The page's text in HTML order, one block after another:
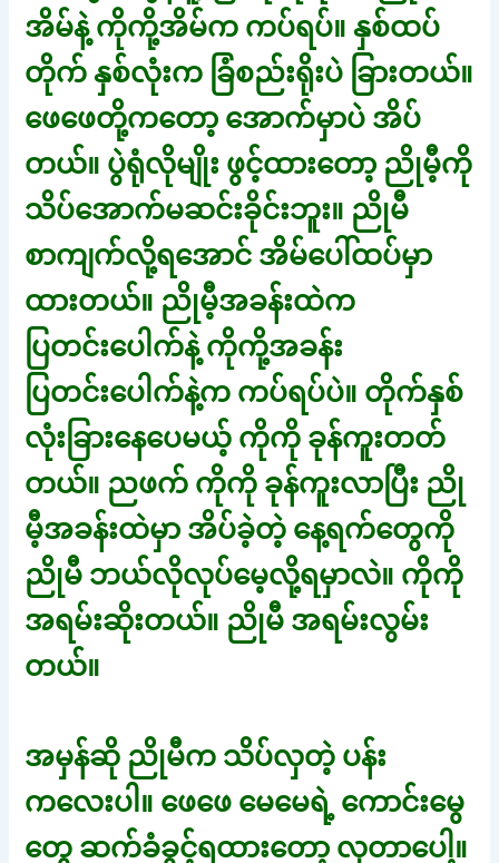
အိမ်နဲ့ ကိုကို့အိမ်က ကပ်ရပ်။ နှစ်ထပ်
တိုက် နှစ်လုံးက ခြံစည်းရိုးပဲ ခြားတယ်။
ဖေဖေတို့ကတော့ အောက်မှာပဲ အိပ်
တယ်။ ပွဲရုံလိုမျိုး ဖွင့်ထားတော့ ညိုမီ့ကို
သိပ်အောက်မဆင်းခိုင်းဘူး။ ညိုမီ
စာကျက်လို့ရအောင် အိမ်ပေါ်ထပ်မှာ
ထားတယ်။ ညိုမီ့အခန်းထဲက
ပြတင်းပေါက်နဲ့ ကိုကို့အခန်း
ပြတင်းပေါက်နဲ့က ကပ်ရပ်ပဲ။ တိုက်နှစ်
လုံးခြားနေပေမယ့် ကိုကို ခုန်ကူးတတ်
တယ်။ ညဖက် ကိုကို ခုန်ကူးလာပြီး ညို
မီ့အခန်းထဲမှာ အိပ်ခဲ့တဲ့ နေ့ရက်တွေကို
ညိုမီ ဘယ်လိုလုပ်မေ့လို့ရမှာလဲ။ ကိုကို
အရမ်းဆိုးတယ်။ ညိုမီ အရမ်းလွမ်း
တယ်။
အမှန်ဆို ညိုမီက သိပ်လှတဲ့ ပန်း
ကလေးပါ။ ဖေဖေ မေမေရဲ့ ကောင်းမွေ
တွေ ဆက်ခံခွင့်ရထားတော့ လှတာပေါ့။